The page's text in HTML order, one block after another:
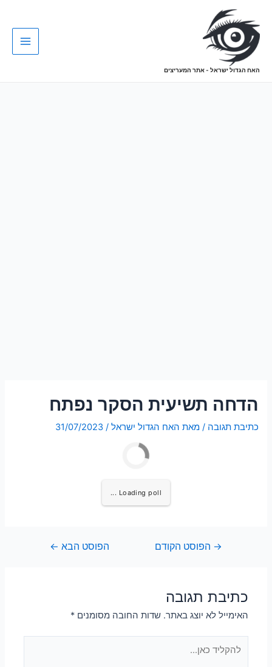
האח הגדול ישראל - אתר המעריצים
הדחה תשיעית הסקר נפתח
כתיבת תגובה / מאתהאח הגדול ישראל/
31/07/2023
Loading poll ...
→הפוסט הקודם הפוסט הבא←
כתיבת תגובה
האימייל לא יוצג באתר. שדות החובה מסומנים*